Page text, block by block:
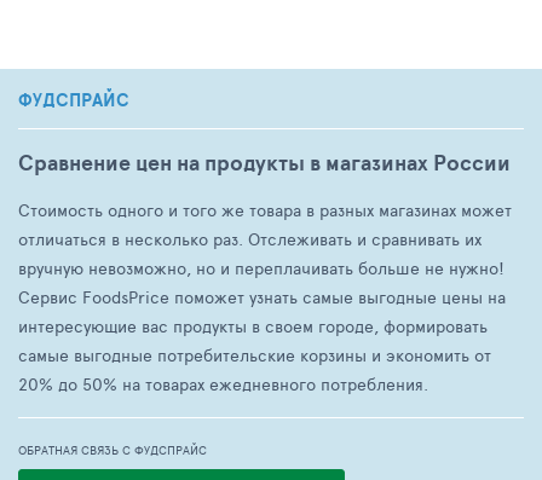
ФУДСПРАЙС
Сравнение цен на продукты в магазинах России
Стоимость одного и того же товара в разных магазинах может
отличаться в несколько раз. Отслеживать и сравнивать их
вручную невозможно, но и переплачивать больше не нужно!
Сервис FoodsPrice поможет узнать самые выгодные цены на
интересующие вас продукты в своем городе, формировать
самые выгодные потребительские корзины и экономить от
20% до 50% на товарах ежедневного потребления.
ОБРАТНАЯ СВЯЗЬ С ФУДСПРАЙС